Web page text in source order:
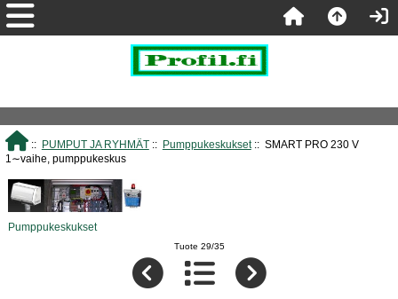
:: PUMPUT JA RYHMÄT:: Pumppukeskukset:: SMART PRO 230 V
1∼vaihe, pumppukeskus
Pumppukeskukset
Tuote 29/35